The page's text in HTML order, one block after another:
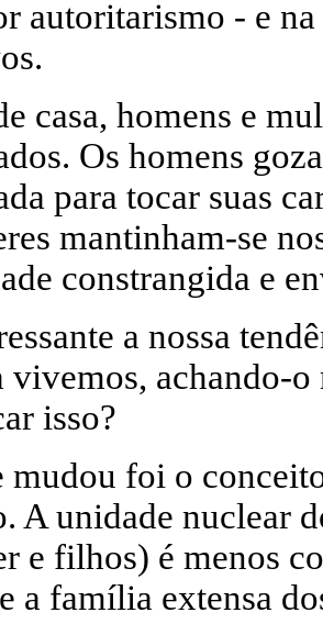
autoritarismo - e
casa, homens e
Os homens
para tocar suas
mantinham-se
constrangida e
a nossa
vivemos, achando-
isso?
mudou foi o
A unidade nuclear
e filhos) é menos
a família extensa